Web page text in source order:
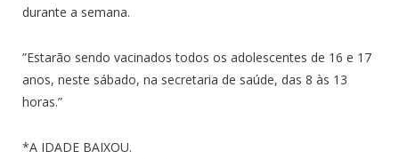
durante a semana.
”Estarão sendo vacinados todos os adolescentes de 16 e 17
anos, neste sábado, na secretaria de saúde, das 8 às 13
horas.”
*A IDADE BAIXOU.